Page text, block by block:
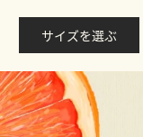
サイズを選ぶ